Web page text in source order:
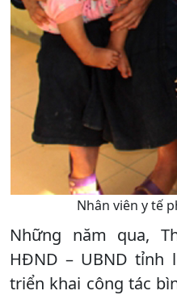
Nhân viên y tế
Những năm qua,
HĐND – UBND tỉnh
triển khai công tác